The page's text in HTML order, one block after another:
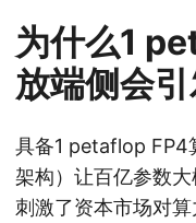
为什么1
放端侧会
具备1 petaflop FP4
架构）让百亿参数
刺激了资本市场对